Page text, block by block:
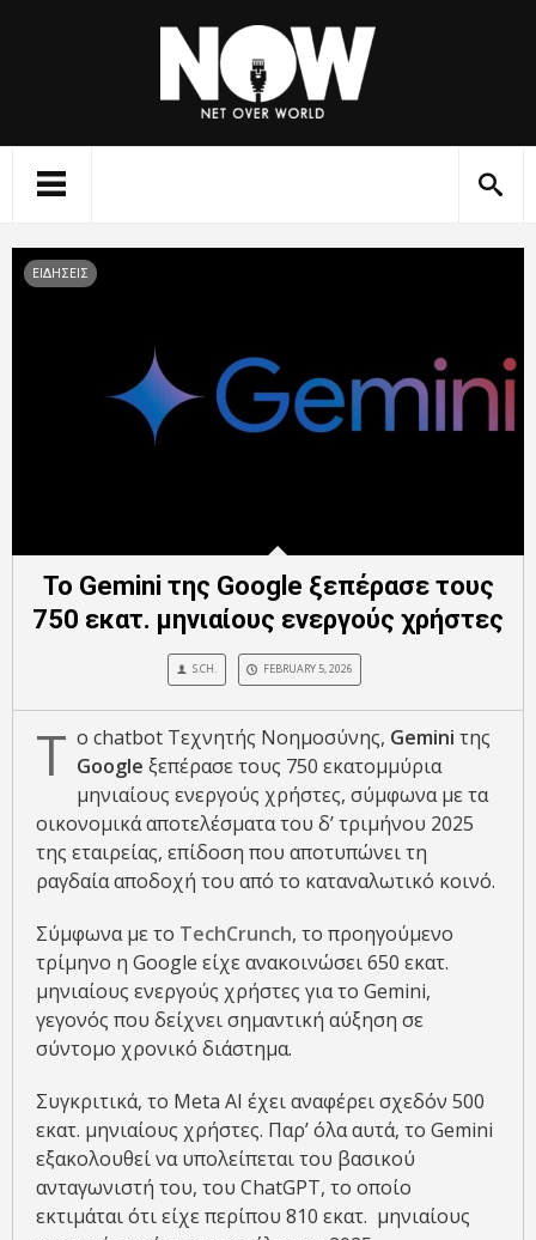
ΕΙΔΗΣΕΙΣ
Το Gemini της Google ξεπέρασε τους
750 εκατ. μηνιαίους ενεργούς χρήστες
S.CH. FEBRUARY 5, 2026
Τ ο chatbot Τεχνητής Νοημοσύνης, Gemini της
Google ξεπέρασε τους 750 εκατομμύρια
μηνιαίους ενεργούς χρήστες, σύμφωνα με τα
οικονομικά αποτελέσματα του δ’ τριμήνου 2025
της εταιρείας, επίδοση που αποτυπώνει τη
ραγδαία αποδοχή του από το καταναλωτικό κοινό.
Σύμφωνα με το TechCrunch, το προηγούμενο
τρίμηνο η Google είχε ανακοινώσει 650 εκατ.
μηνιαίους ενεργούς χρήστες για το Gemini,
γεγονός που δείχνει σημαντική αύξηση σε
σύντομο χρονικό διάστημα.
Συγκριτικά, το Meta AI έχει αναφέρει σχεδόν 500
εκατ. μηνιαίους χρήστες. Παρ’ όλα αυτά, το Gemini
εξακολουθεί να υπολείπεται του βασικού
ανταγωνιστή του, του ChatGPT, το οποίο
εκτιμάται ότι είχε περίπου 810 εκατ. μηνιαίους